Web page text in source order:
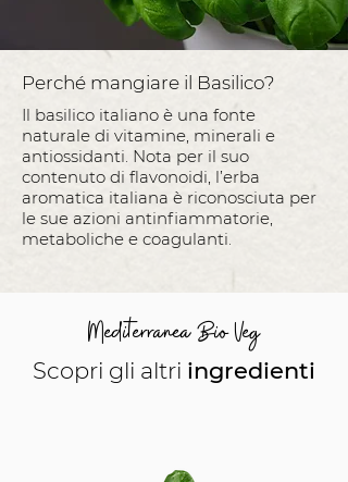
Perché mangiare il Basilico?
Il basilico italiano è una fonte
naturale di vitamine, minerali e
antiossidanti. Nota per il suo
contenuto di flavonoidi, l’erba
aromatica italiana è riconosciuta per
le sue azioni antinfiammatorie,
metaboliche e coagulanti.
Mediterranea Bio Veg
Scopri gli altri ingredienti